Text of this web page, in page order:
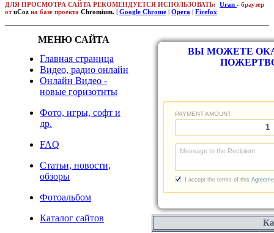
ДЛЯ ПРОСМОТРА САЙТА РЕКОМЕНДУЕТСЯ ИСПОЛЬЗОВАТЬ: Uran - браузер
отuCoz на базе проекта Chromium. | Google Chrome | Opera | Firefox
МЕНЮ САЙТА
Главная страница
Видео, радио онлайн
Онлайн Видео -
новые горизотнты
Фото, игры, софт и
др.
FAQ
Статьи, новости,
обзоры
Фотоальбом
Каталог сайтов
ВЫ МОЖЕТЕ